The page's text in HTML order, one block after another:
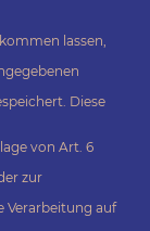
lassen,
Diese
von Art. 6
zur
Verarbeitung auf